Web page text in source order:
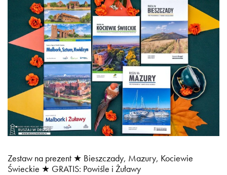
Zestaw na prezent ★ Bieszczady, Mazury, Kociewie
Świeckie ★ GRATIS: Powiśle i Żuławy